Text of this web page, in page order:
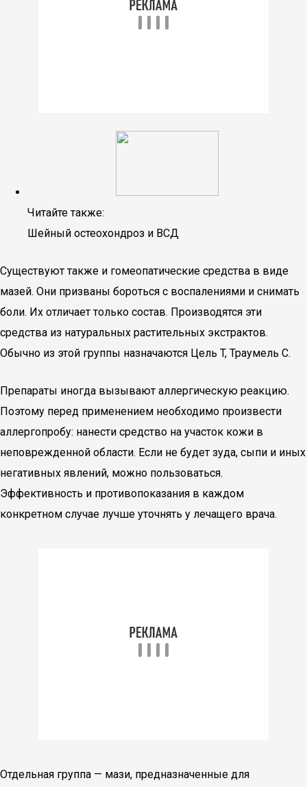
Читайте также:
Шейный остеохондроз и ВСД
Существуют также и гомеопатические средства в виде
мазей. Они призваны бороться с воспалениями и снимать
боли. Их отличает только состав. Производятся эти
средства из натуральных растительных экстрактов.
Обычно из этой группы назначаются Цель T, Траумель C.
Препараты иногда вызывают аллергическую реакцию.
Поэтому перед применением необходимо произвести
аллергопробу: нанести средство на участок кожи в
неповрежденной области. Если не будет зуда, сыпи и иных
негативных явлений, можно пользоваться.
Эффективность и противопоказания в каждом
конкретном случае лучше уточнять у лечащего врача.
Отдельная группа — мази, предназначенные для